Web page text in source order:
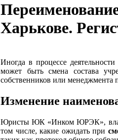
Харькове.
Иногда в процессе
может быть смена состава
собственников или менеджмента
Изменение
Юристы ЮК «Инком ЮРЭК»,
том числе, какие ожидать при